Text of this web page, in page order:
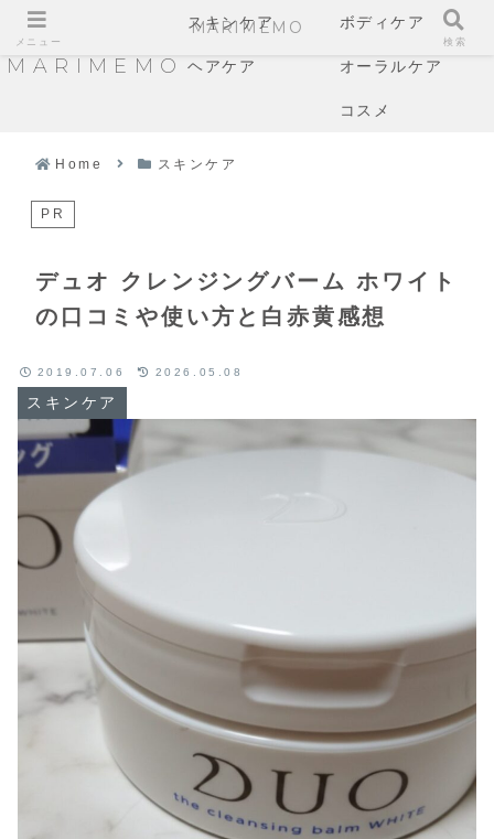
MARIMEMO
スキンケア ボディケア
ヘアケア オーラルケア
コスメ
Home スキンケア
PR
デュオ クレンジングバーム ホワイト
の口コミや使い方と白赤黄感想
スキンケア
2019.07.06 2026.05.08
メニュー
MARIMEMO
検索